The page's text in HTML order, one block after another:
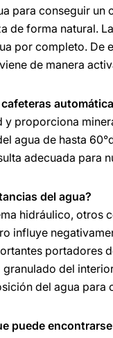
para conseguir
de forma natural.
por completo. De
de manera
y proporciona
agua de hasta
adecuada para
del agua?
hidráulico,
influye
portadores
del
del agua para
puede